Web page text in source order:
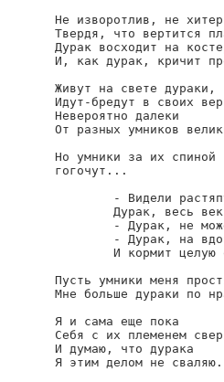
Не изворотлив, не
Твердя, что вертится
Дурак восходит на
И, как дурак, кричит
Живут на свете дураки,
Идут-бредут в своих
Невероятно далеки
От разных умников
Но умники за их спиной
гогочут...
- Видели
Дурак, весь
- Дурак, не
- Дурак, на
И кормит целую
Пусть умники меня
Мне больше дураки по
Я и сама еще пока
Себя с их племенем
И думаю, что дурака
Я этим делом не сваляю.